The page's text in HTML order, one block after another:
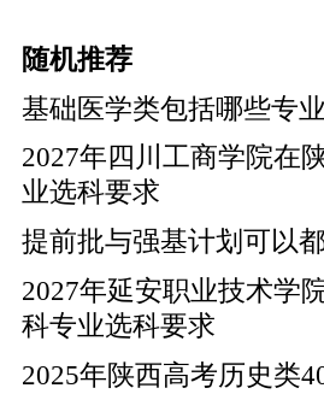
随机推荐
基础医学类包括哪些专
2027年四川工商学院在
业选科要求
提前批与强基计划可以
2027年延安职业技术学
科专业选科要求
2025年陕西高考历史类